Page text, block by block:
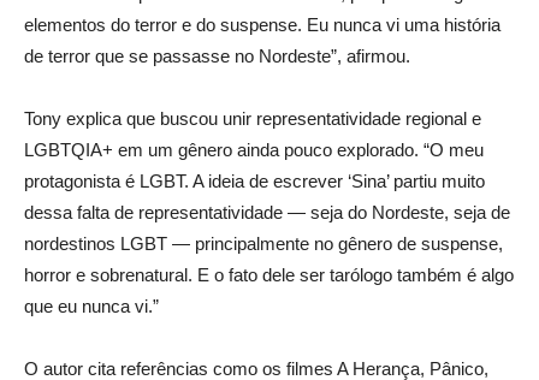
elementos do terror e do suspense. Eu nunca vi uma história
de terror que se passasse no Nordeste”, afirmou.
Tony explica que buscou unir representatividade regional e
LGBTQIA+ em um gênero ainda pouco explorado. “O meu
protagonista é LGBT. A ideia de escrever ‘Sina’ partiu muito
dessa falta de representatividade — seja do Nordeste, seja de
nordestinos LGBT — principalmente no gênero de suspense,
horror e sobrenatural. E o fato dele ser tarólogo também é algo
que eu nunca vi.”
O autor cita referências como os filmes A Herança, Pânico,